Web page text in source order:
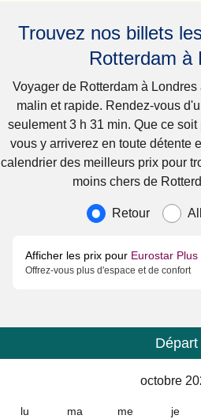
Trouvez nos billets
Rotterdam à
Voyager de Rotterdam à
malin et rapide. Rendez-vous
seulement 3 h 31 min. Que ce
vous y arriverez en toute détente
calendrier des meilleurs prix pour
moins chers de
Type de voyage
Retour
Afficher les prix pour Eurostar Plus
Offrez-vous plus d'espace et de confort
Départ
octobre
lu ma me je